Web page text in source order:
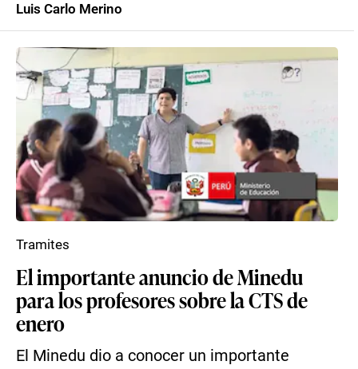
Luis Carlo Merino
El importante anuncio de Minedu
para los profesores sobre la CTS de
enero
El Minedu dio a conocer un importante
Tramites